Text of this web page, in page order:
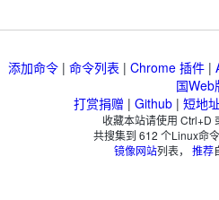
添加命令 | 命令列表 | Chrome 插件 |
国Web
打赏捐赠 | Github | 短地
收藏本站请使用 Ctrl+D
共搜集到 612 个Linux命
镜像网站列表， 推荐